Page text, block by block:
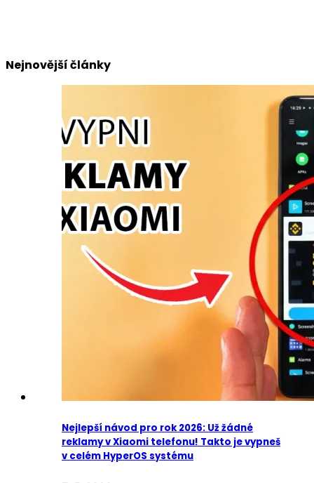
Nejnovější články
Nejlepší návod pro rok 2026: Už žádné
reklamy v Xiaomi telefonu! Takto je vypneš
v celém HyperOS systému